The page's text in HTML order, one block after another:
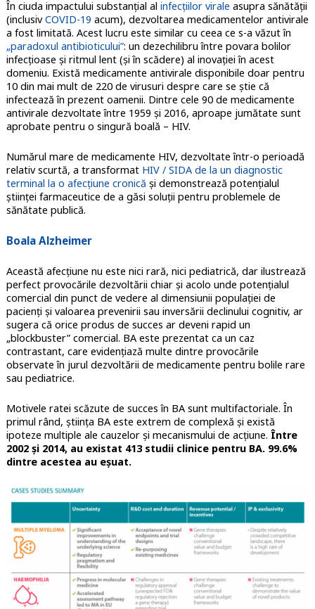
În ciuda impactului substanțial al infecțiilor virale asupra sănătății
(inclusivCOVID-19 acum), dezvoltarea medicamentelor antivirale
a fost limitată. Acest lucru este similar cu ceea ce s-a văzut în
„paradoxul antibioticului”: un dezechilibru între povara bolilor
infecțioase și ritmul lent (și în scădere) al inovației în acest
domeniu. Există medicamente antivirale disponibile doar pentru
10 din mai mult de 220 de virusuri despre care se știe că
infectează în prezent oamenii. Dintre cele 90 de medicamente
antivirale dezvoltate între 1959 și 2016, aproape jumătate sunt
aprobate pentru o singură boală – HIV.
Numărul mare de medicamente HIV, dezvoltate într-o perioadă
relativ scurtă, a transformat HIV / SIDA de la un diagnostic
terminal la o afecțiune cronică și demonstrează potențialul
științei farmaceutice de a găsi soluții pentru problemele de
sănătate publică.
Boala Alzheimer
Această afecțiune nu este nici rară, nici pediatrică, dar ilustrează
perfect provocările dezvoltării chiar și acolo unde potențialul
comercial din punct de vedere al dimensiunii populației de
pacienți și valoarea prevenirii sau inversării declinului cognitiv, ar
sugera că orice produs de succes ar deveni rapid un
„blockbuster” comercial. BA este prezentat ca un caz
contrastant, care evidențiază multe dintre provocările
observate în jurul dezvoltării de medicamente pentru bolile rare
sau pediatrice.
Motivele ratei scăzute de succes în BA sunt multifactoriale. În
primul rând, știința BA este extrem de complexă și există
ipoteze multiple ale cauzelor și mecanismului de acțiune. Între
2002 și 2014, au existat 413 studii clinice pentru BA. 99.6%
dintre acestea au eșuat.